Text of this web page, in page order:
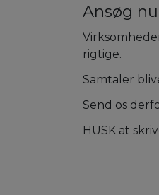
Ansøg nu
rigtige.
Samtaler
Send os
HUSK at